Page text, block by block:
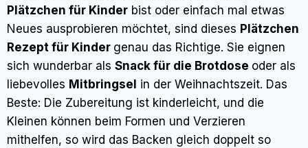
Plätzchen für Kinder bist oder einfach mal etwas
Neues ausprobieren möchtet, sind dieses Plätzchen
Rezept für Kinder genau das Richtige. Sie eignen
sich wunderbar als Snack für die Brotdose oder als
liebevolles Mitbringsel in der Weihnachtszeit. Das
Beste: Die Zubereitung ist kinderleicht, und die
Kleinen können beim Formen und Verzieren
mithelfen, so wird das Backen gleich doppelt so